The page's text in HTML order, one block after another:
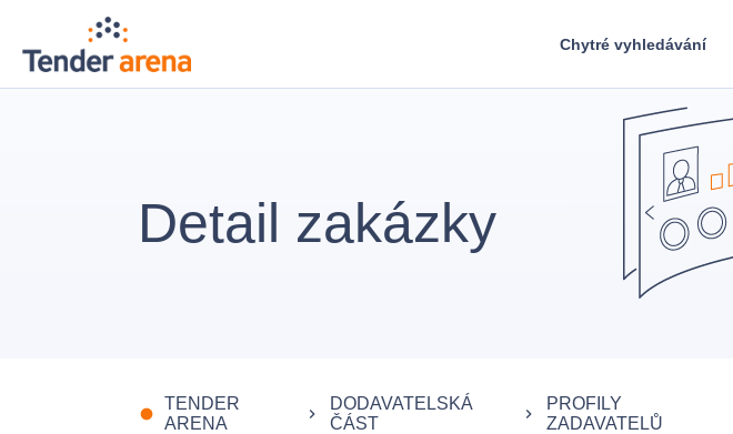
Chytré vyhledávání
Detail zakázky
fiber_manual_record
TENDER
ARENA
keyboard_arrow_right
DODAVATELSKÁ
ČÁST
keyboard_arrow_right
PROFILY
ZADAVATELŮ